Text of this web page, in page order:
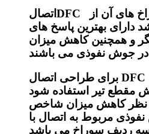
اتصالDFC که چیدمان نوع سوراخ های آن از
دارای بهترین پاسخ های
و همچنین کاهش میزان
برای طراحی اتصال DFC بهتر است که تعداد سه
تیر استفاده شود
نظر کاهش میزان شاخص
مربوط به اتصال با